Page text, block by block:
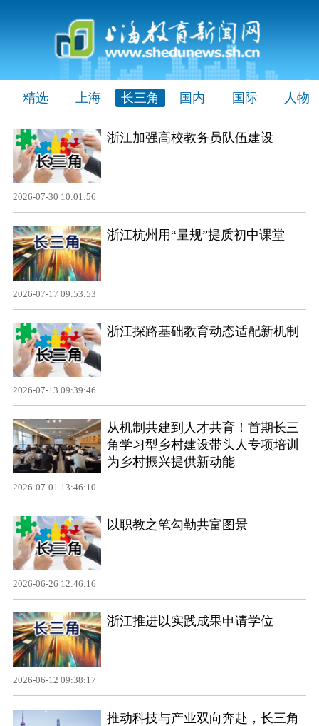
精选 上海 长三角 国内 国际 人物
浙江加强高校教务员队伍建设
2026-07-30 10:01:56
浙江杭州用“量规”提质初中课堂
2026-07-17 09:53:53
浙江探路基础教育动态适配新机制
2026-07-13 09:39:46
从机制共建到人才共育！首期长三
角学习型乡村建设带头人专项培训
为乡村振兴提供新动能
2026-07-01 13:46:10
以职教之笔勾勒共富图景
2026-06-26 12:46:16
浙江推进以实践成果申请学位
2026-06-12 09:38:17
推动科技与产业双向奔赴，长三角